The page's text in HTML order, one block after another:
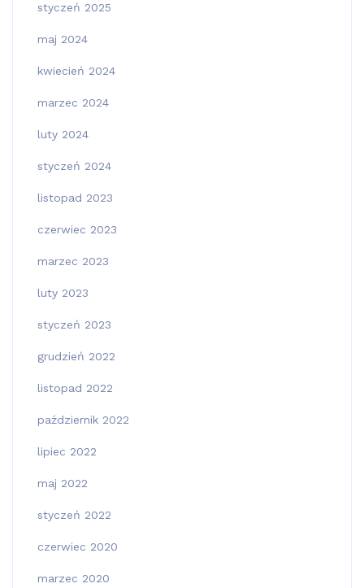
styczeń 2025
maj 2024
kwiecień 2024
marzec 2024
luty 2024
styczeń 2024
listopad 2023
czerwiec 2023
marzec 2023
luty 2023
styczeń 2023
grudzień 2022
listopad 2022
październik 2022
lipiec 2022
maj 2022
styczeń 2022
czerwiec 2020
marzec 2020